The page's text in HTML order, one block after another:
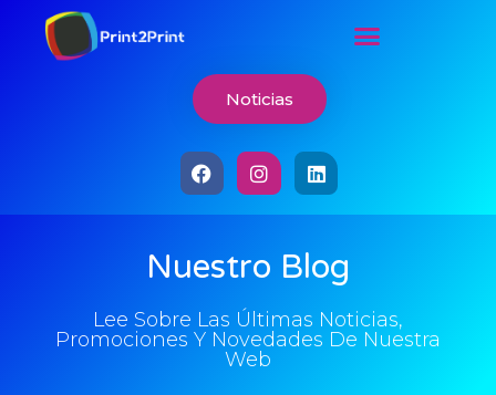
Noticias
Nuestro Blog
Lee Sobre Las Últimas Noticias,
Promociones Y Novedades De Nuestra
Web